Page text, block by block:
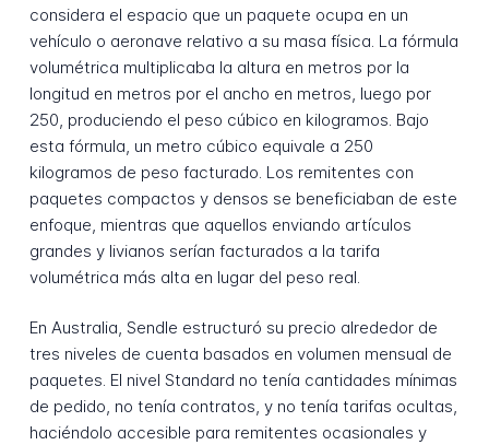
considera el espacio que un paquete ocupa en un
vehículo o aeronave relativo a su masa física. La fórmula
volumétrica multiplicaba la altura en metros por la
longitud en metros por el ancho en metros, luego por
250, produciendo el peso cúbico en kilogramos. Bajo
esta fórmula, un metro cúbico equivale a 250
kilogramos de peso facturado. Los remitentes con
paquetes compactos y densos se beneficiaban de este
enfoque, mientras que aquellos enviando artículos
grandes y livianos serían facturados a la tarifa
volumétrica más alta en lugar del peso real.
En Australia, Sendle estructuró su precio alrededor de
tres niveles de cuenta basados en volumen mensual de
paquetes. El nivel Standard no tenía cantidades mínimas
de pedido, no tenía contratos, y no tenía tarifas ocultas,
haciéndolo accesible para remitentes ocasionales y